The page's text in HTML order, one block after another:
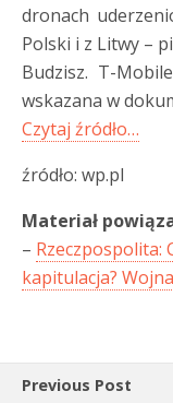
dronach
Polski i z Litwy –
Budzisz. T-
wskazana w
Czytaj źródło…
źródło: wp.pl
Materiał
– Rzeczpospolita:
kapitulacja?
Previous Post